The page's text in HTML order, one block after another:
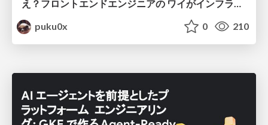
え？フロントエンドエンジニアの ワイがインフラも！？
puku0x
0 210